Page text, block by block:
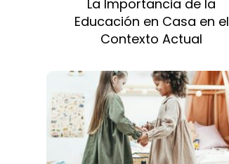
La Importancia de la
Educación en Casa en el
Contexto Actual